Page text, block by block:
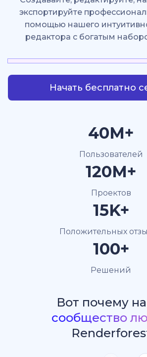
экспортируйте
помощью нашего
редактора с богатым
Начать бесплатно
40M+
Пользователей
120M+
Проектов
15K+
Положительных
100+
Решений
Вот почему
сообщество